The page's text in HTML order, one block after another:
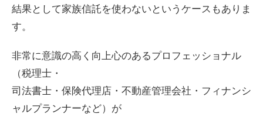
結果として家族信託を使わないというケースもありま
す。
非常に意識の高く向上心のあるプロフェッショナル
（税理士・
司法書士・保険代理店・不動産管理会社・フィナンシ
ャルプランナーなど）が